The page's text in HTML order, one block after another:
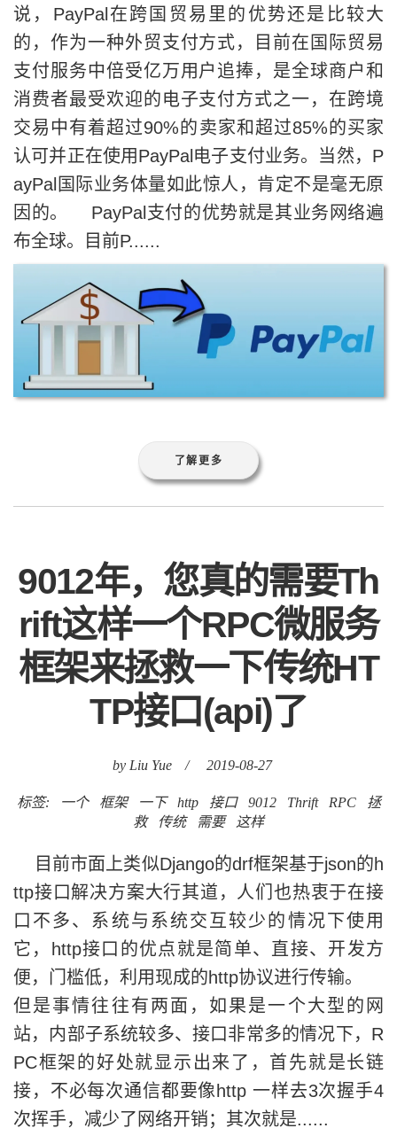
说，PayPal在跨国贸易里的优势还是比较大
的，作为一种外贸支付方式，目前在国际贸易
支付服务中倍受亿万用户追捧，是全球商户和
消费者最受欢迎的电子支付方式之一，在跨境
交易中有着超过90%的卖家和超过85%的买家
认可并正在使用PayPal电子支付业务。当然，P
ayPal国际业务体量如此惊人，肯定不是毫无原
因的。 PayPal支付的优势就是其业务网络遍
布全球。目前P......
了解更多
9012年，您真的需要Th
rift这样一个RPC微服务
框架来拯救一下传统HT
TP接口(api)了
by Liu Yue / 2019-08-27
标签: 一个 框架 一下 http 接口 9012 Thrift RPC
拯
救
传统 需要 这样
目前市面上类似Django的drf框架基于json的h
ttp接口解决方案大行其道，人们也热衷于在接
口不多、系统与系统交互较少的情况下使用
它，http接口的优点就是简单、直接、开发方
便，门槛低，利用现成的http协议进行传输。
但是事情往往有两面，如果是一个大型的网
站，内部子系统较多、接口非常多的情况下，R
PC框架的好处就显示出来了，首先就是长链
接，不必每次通信都要像http 一样去3次握手4
次挥手，减少了网络开销；其次就是......